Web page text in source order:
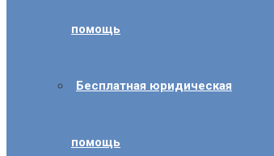
помощь
Бесплатная юридическая
помощь